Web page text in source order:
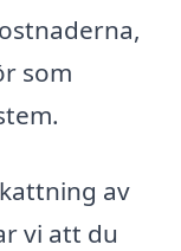
som
av
vi att du